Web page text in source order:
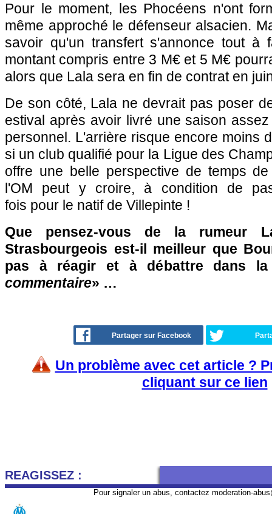
Pour le moment, les Phocéens n'ont
même approché le défenseur alsacien.
savoir qu'un transfert s'annonce tout à
montant compris entre 3 M€ et 5 M€
alors que Lala sera en fin de contrat en
De son côté, Lala ne devrait pas poser
estival après avoir livré une saison
personnel. L'arrière risque encore moins
si un club qualifié pour la Ligue des
offre une belle perspective de temps
l'OM peut y croire, à condition de
fois pour le natif de Villepinte !
Que pensez-vous de la rumeur
Strasbourgeois est-il meilleur que
pas à réagir et à débattre dans
commentaire» …
Partager sur Facebook
Un problème avec cet article ?
cliquant sur ce lien
REAGISSEZ :
Pour signaler un abus, contactez moderation-